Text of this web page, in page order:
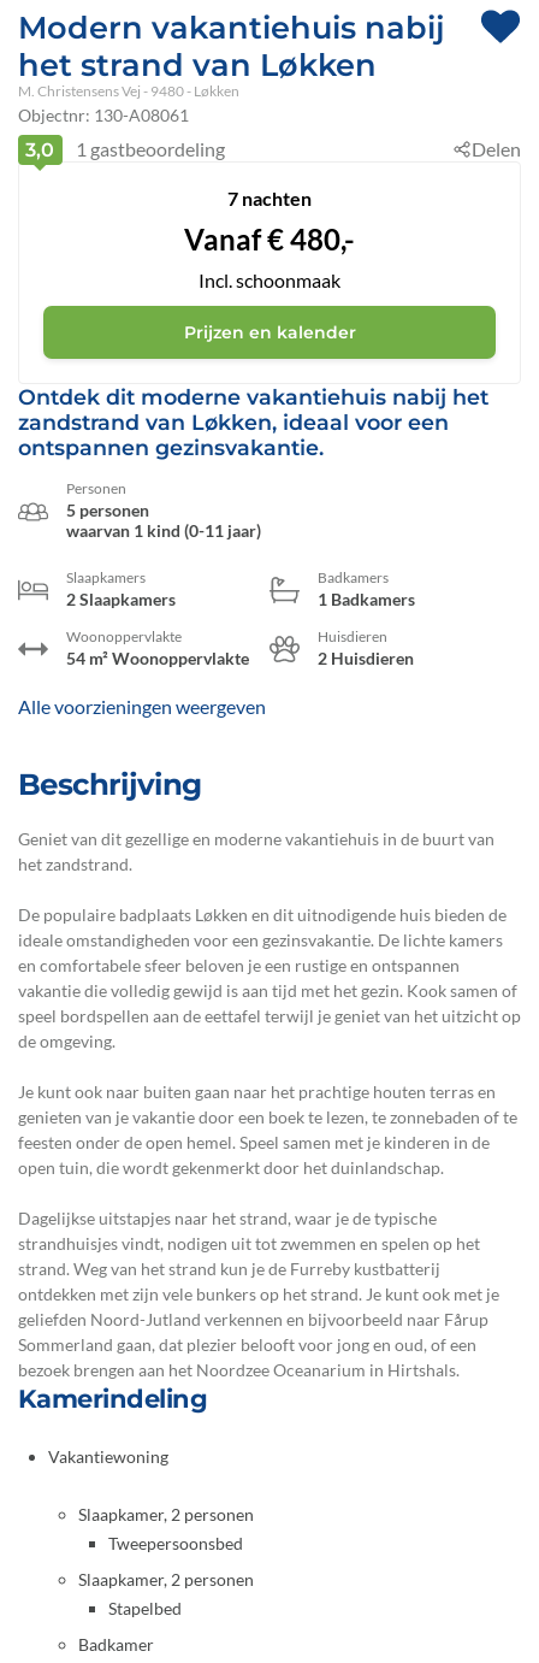
Modern vakantiehuis nabij
het strand van Løkken
M. Christensens Vej - 9480 - Løkken
Objectnr: 130-A08061
Ontdek dit moderne vakantiehuis nabij het
zandstrand van Løkken, ideaal voor een
ontspannen gezinsvakantie.
Personen
5 personen
waarvan 1 kind (0-11 jaar)
Slaapkamers
2 Slaapkamers
Badkamers
1 Badkamers
Woonoppervlakte
54 m² Woonoppervlakte
Huisdieren
2 Huisdieren
Alle voorzieningen weergeven
Beschrijving
Geniet van dit gezellige en moderne vakantiehuis in de buurt van
het zandstrand.
De populaire badplaats Løkken en dit uitnodigende huis bieden de
ideale omstandigheden voor een gezinsvakantie. De lichte kamers
en comfortabele sfeer beloven je een rustige en ontspannen
vakantie die volledig gewijd is aan tijd met het gezin. Kook samen of
speel bordspellen aan de eettafel terwijl je geniet van het uitzicht op
de omgeving.
Je kunt ook naar buiten gaan naar het prachtige houten terras en
genieten van je vakantie door een boek te lezen, te zonnebaden of te
feesten onder de open hemel. Speel samen met je kinderen in de
open tuin, die wordt gekenmerkt door het duinlandschap.
Dagelijkse uitstapjes naar het strand, waar je de typische
strandhuisjes vindt, nodigen uit tot zwemmen en spelen op het
strand. Weg van het strand kun je de Furreby kustbatterij
ontdekken met zijn vele bunkers op het strand. Je kunt ook met je
geliefden Noord-Jutland verkennen en bijvoorbeeld naar Fårup
Sommerland gaan, dat plezier belooft voor jong en oud, of een
bezoek brengen aan het Noordzee Oceanarium in Hirtshals.
Kamerindeling
Vakantiewoning
Slaapkamer, 2 personen
Tweepersoonsbed
Slaapkamer, 2 personen
Stapelbed
Badkamer
3,0 1 gastbeoordeling Delen
7 nachten
Vanaf€480,-
Incl. schoonmaak
Prijzen en kalender